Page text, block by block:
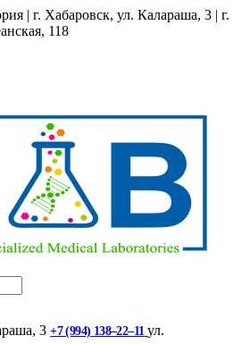
| г. Хабаровск, ул. Калараша, 3 | г.
118
3 +7 (994) 138‒22‒11 ул. ​